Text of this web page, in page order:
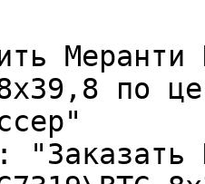
Меранти
8х39,8 по